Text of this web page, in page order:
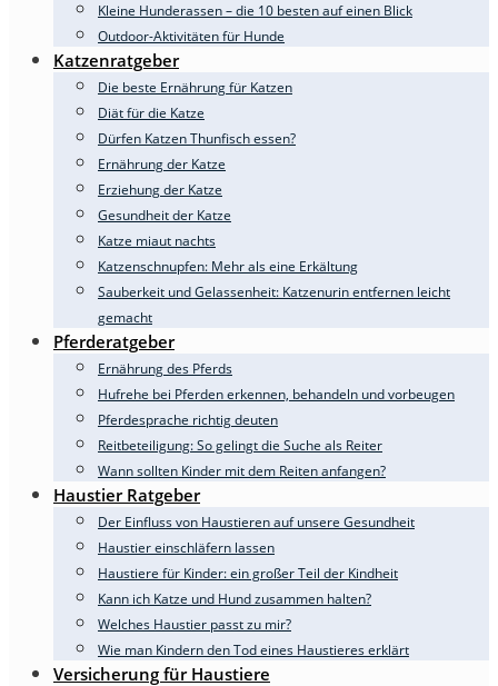
Kleine Hunderassen – die 10 besten auf einen Blick
Outdoor-Aktivitäten für Hunde
Katzenratgeber
Die beste Ernährung für Katzen
Diät für die Katze
Dürfen Katzen Thunfisch essen?
Ernährung der Katze
Erziehung der Katze
Gesundheit der Katze
Katze miaut nachts
Katzenschnupfen: Mehr als eine Erkältung
Sauberkeit und Gelassenheit: Katzenurin entfernen leicht
gemacht
Pferderatgeber
Ernährung des Pferds
Hufrehe bei Pferden erkennen, behandeln und vorbeugen
Pferdesprache richtig deuten
Reitbeteiligung: So gelingt die Suche als Reiter
Wann sollten Kinder mit dem Reiten anfangen?
Haustier Ratgeber
Der Einfluss von Haustieren auf unsere Gesundheit
Haustier einschläfern lassen
Haustiere für Kinder: ein großer Teil der Kindheit
Kann ich Katze und Hund zusammen halten?
Welches Haustier passt zu mir?
Wie man Kindern den Tod eines Haustieres erklärt
Versicherung für Haustiere